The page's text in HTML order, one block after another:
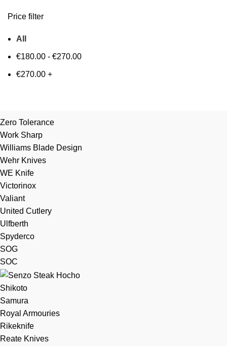
Price filter
All
€180.00 - €270.00
€270.00 +
Zero Tolerance
Work Sharp
Williams Blade Design
Wehr Knives
WE Knife
Victorinox
Valiant
United Cutlery
Ulfberth
Spyderco
SOG
SOC
Shikoto
Samura
Royal Armouries
Rikeknife
Reate Knives